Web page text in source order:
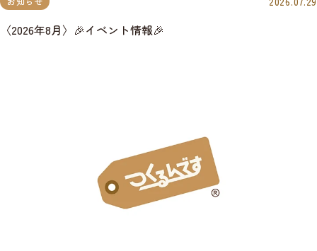
〈2026年8月〉🎉イベント情報🎉